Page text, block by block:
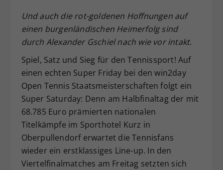
Und auch die rot-goldenen Hoffnungen auf
einen burgenländischen Heimerfolg sind
durch Alexander Gschiel nach wie vor intakt.
Spiel, Satz und Sieg für den Tennissport! Auf
einen echten Super Friday bei den win2day
Open Tennis Staatsmeisterschaften folgt ein
Super Saturday: Denn am Halbfinaltag der mit
68.785 Euro prämierten nationalen
Titelkämpfe im Sporthotel Kurz in
Oberpullendorf erwartet die Tennisfans
wieder ein erstklassiges Line-up. In den
Viertelfinalmatches am Freitag setzten sich
Zweck
Dieser Wert speichert Ihre Consent-
Einstellungen. Unter anderem eine
zufällig generierte ID, für die
historische Speicherung Ihrer
vorgenommen Einstellungen, falls der
Webseiten-Betreiber dies eingestellt
hat.